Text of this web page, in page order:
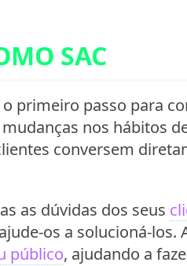
SAC
o primeiro passo para
nos hábitos
conversem
as dúvidas dos seus
os a solucioná-los.
público, ajudando a